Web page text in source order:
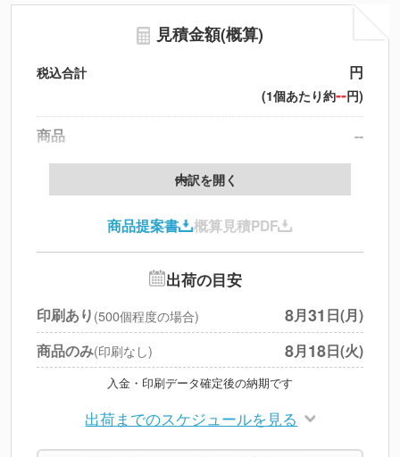
見積金額(概算)
税込合計 円
(1個あたり約--円)
商品
--
製版代
印刷代
北海道・沖縄・離島 別途
※上記小計は税別です
内訳を開く
商品提案書 概算見積PDF
出荷の目安
印刷あり (500個程度の場合) 8月31 日(月)
商品のみ(印刷なし) 8月18日(火)
入金・印刷データ確定後の納期です
出荷までのスケジュールを見る